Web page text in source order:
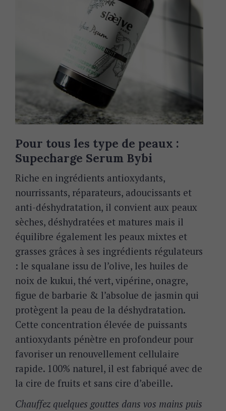
Pour tous les type de peaux :
Supecharge Serum Bybi
Riche en ingrédients antioxydants,
nourrissants, réparateurs, adoucissants et
anti-déshydratation, il convient aux peaux
sèches, déshydratées et matures mais il
équilibre également les peaux mixtes et
grasses grâces à ses ingrédients régulateurs
: le squalane issu de l’olive, les huiles de
noix de kukui, thé vert, vipérine, onagre,
figue de barbarie & l’absolue de jasmin qui
protègent la peau de la déshydratation.
Cette concentration élevée de puissants
antioxydants pénètre en profondeur pour
favoriser un renouvellement cellulaire
rapide. 100% naturel, il est fabriqué avec de
la cire de fruits et sans cire d’abeille.
Chauffez quelques gouttes dans vos mains puis
S
h
o